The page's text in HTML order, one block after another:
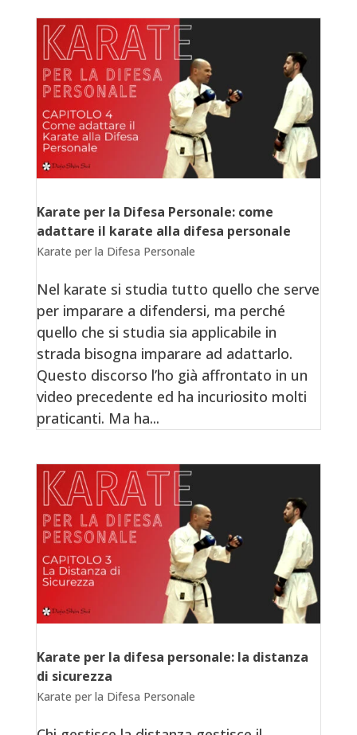
Karate per la Difesa Personale: come
adattare il karate alla difesa personale
Karate per la Difesa Personale
Nel karate si studia tutto quello che serve
per imparare a difendersi, ma perché
quello che si studia sia applicabile in
strada bisogna imparare ad adattarlo.
Questo discorso l’ho già affrontato in un
video precedente ed ha incuriosito molti
praticanti. Ma ha...
Karate per la difesa personale: la distanza
di sicurezza
Karate per la Difesa Personale